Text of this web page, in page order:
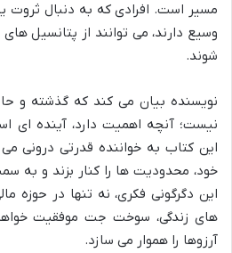
مسیر است. افرادی که به دنبال
وسیع دارند، می توانند از پتانسیل
شوند.
نویسنده بیان می کند که گذشته و
نیست؛ آنچه اهمیت دارد، آینده ای
این کتاب به خواننده قدرتی درونی
خود، محدودیت ها را کنار بزند و به
این دگرگونی فکری، نه تنها در حوزه
های زندگی، سوخت جت موفقیت
آرزوها را هموار می سازد.